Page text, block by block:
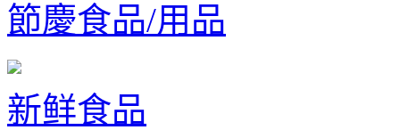
節慶食品/用品
新鲜食品